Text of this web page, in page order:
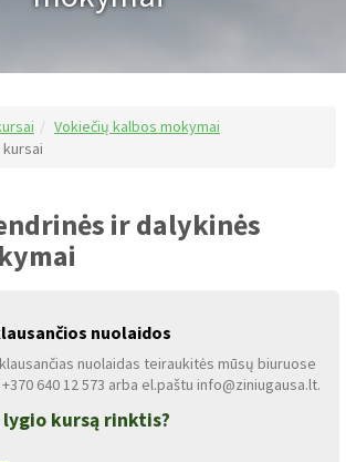
Vokiečių kalbos mokymai
ir dalykinės
nuolaidos
nuolaidas teiraukitės mūsų biuruose
640 12 573 arba el.paštu info@ziniugausa.lt.
kursą rinktis?